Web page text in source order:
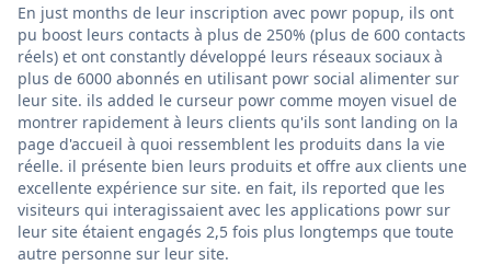
En just months de leur inscription avec powr popup, ils ont
pu boost leurs contacts à plus de 250% (plus de 600 contacts
réels) et ont constantly développé leurs réseaux sociaux à
plus de 6000 abonnés en utilisant powr social alimenter sur
leur site. ils added le curseur powr comme moyen visuel de
montrer rapidement à leurs clients qu'ils sont landing on la
page d'accueil à quoi ressemblent les produits dans la vie
réelle. il présente bien leurs produits et offre aux clients une
excellente expérience sur site. en fait, ils reported que les
visiteurs qui interagissaient avec les applications powr sur
leur site étaient engagés 2,5 fois plus longtemps que toute
autre personne sur leur site.